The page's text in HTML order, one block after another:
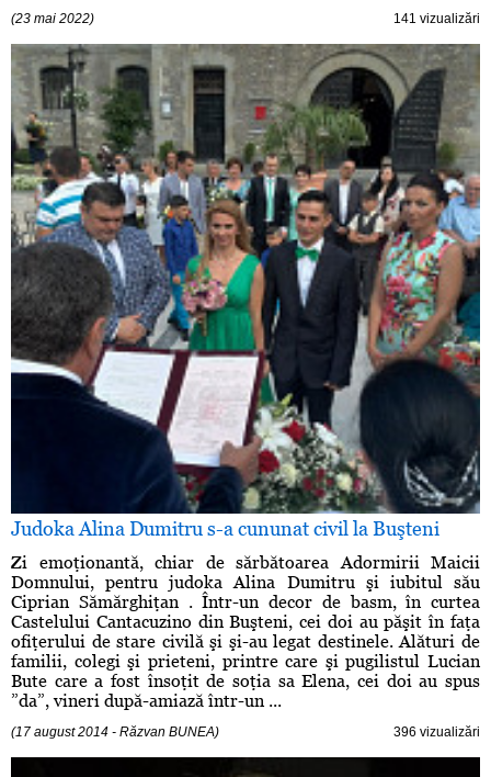
(23 mai 2022) 141 vizualizări
Judoka Alina Dumitru s-a cununat civil la Buşteni
Zi emoţionantă, chiar de sărbătoarea Adormirii Maicii
Domnului, pentru judoka Alina Dumitru şi iubitul său
Ciprian Sămărghiţan . Într-un decor de basm, în curtea
Castelului Cantacuzino din Buşteni, cei doi au păşit în faţa
ofiţerului de stare civilă şi şi-au legat destinele. Alături de
familii, colegi şi prieteni, printre care şi pugilistul Lucian
Bute care a fost însoţit de soţia sa Elena, cei doi au spus
”da”, vineri după-amiază într-un ...
(17 august 2014 - Răzvan BUNEA) 396 vizualizări